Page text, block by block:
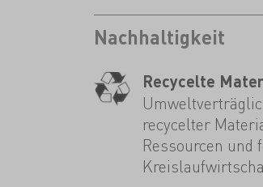
Nachhaltigkeit
Recycelte
recycelter
Ressourcen und